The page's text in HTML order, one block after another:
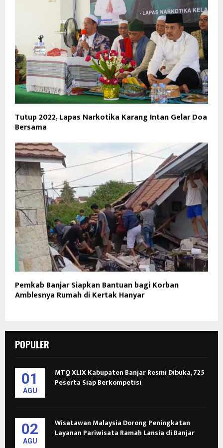
Tutup 2022, Lapas Narkotika Karang Intan Gelar Doa
Bersama
Pemkab Banjar Siapkan Bantuan bagi Korban
Amblesnya Rumah di Kertak Hanyar
POPULER
01
AGU
MTQ XLIX Kabupaten Banjar Resmi Dibuka, 725
Peserta Siap Berkompetisi
02
AGU
Wisatawan Malaysia Dorong Peningkatan
Layanan Pariwisata Ramah Lansia di Banjar